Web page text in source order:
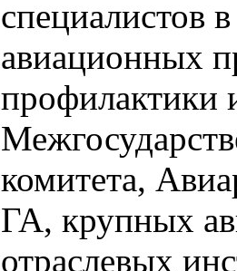
специалистов
авиационных
профилактики
комитета,
ГА, крупных
отраслевых